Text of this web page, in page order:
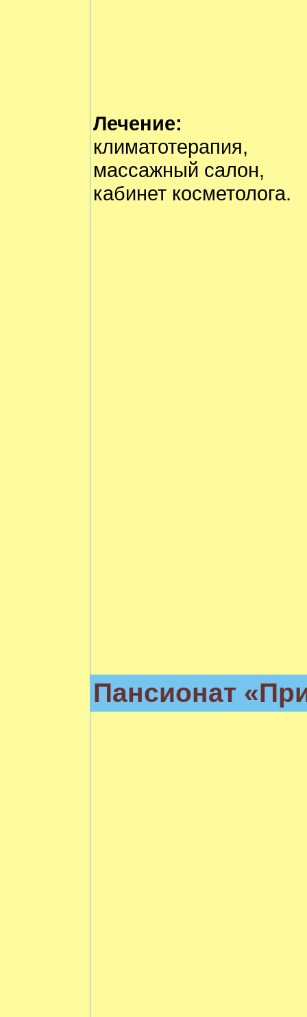
Лечение:
климатотерапия,
массажный салон,
кабинет косметолога.
Пансионат